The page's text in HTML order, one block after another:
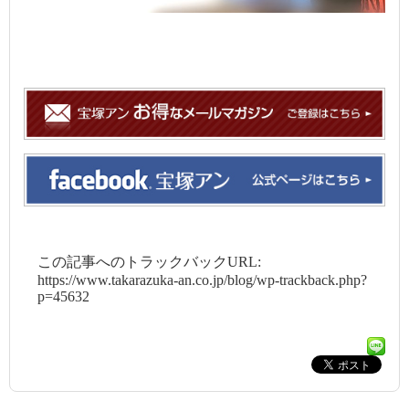
この記事へのトラックバックURL:
https://www.takarazuka-an.co.jp/blog/wp-trackback.php?
p=45632